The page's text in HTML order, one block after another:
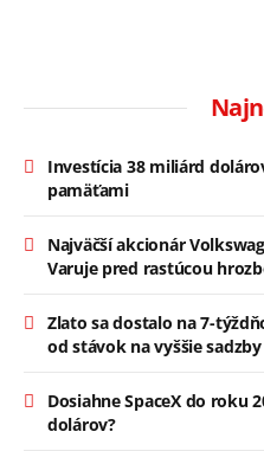
Investícia 38 miliárd
pamäťami
Najväčší akcionár
Varuje pred rastúcou
Zlato sa dostalo na 7-
od stávok na vyššie sadzby
Dosiahne SpaceX do roku
dolárov?